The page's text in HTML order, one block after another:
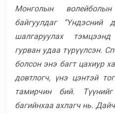
ХӨТӨЛБӨРҮҮД
БУСАД
Монголын
байгуулдаг “Үндэсний
шалгаруулах
гурван удаа түрүүлсэн.
болсон энэ багт цахиур
довтлогч, үнэ цэнтэй
тамирчин бий.
багийнхаа ахлагч нь.